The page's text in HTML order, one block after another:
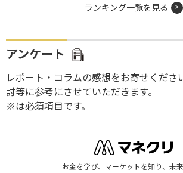
ランキング一覧を見る
アンケート
レポート・コラムの感想をお寄せくださ
討等に参考にさせていただきます。
※は必須項目です。
お金を学び、マーケットを知り、未